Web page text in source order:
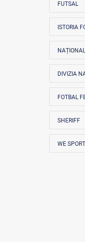
FUTSAL
ISTORIA
DIVIZIA
FOTBAL
SHERIFF
WE